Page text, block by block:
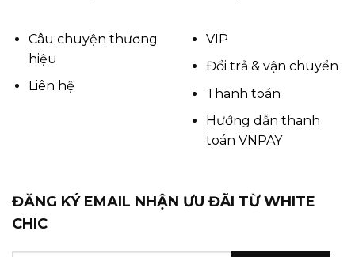
Câu chuyện thương
hiệu
Liên hệ
VIP
Đổi trả & vận chuyển
Thanh toán
Hướng dẫn thanh
toán VNPAY
ĐĂNG KÝ EMAIL NHẬN ƯU ĐÃI TỪ WHITE
CHIC